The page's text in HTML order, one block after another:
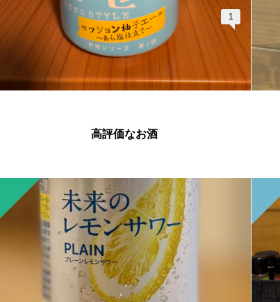
1
高評価なお酒